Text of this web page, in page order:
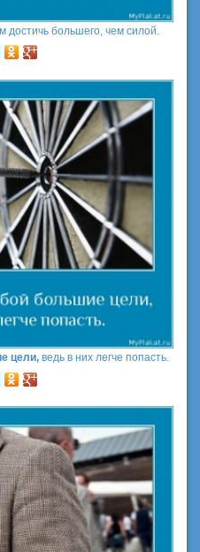
достичь большего, чем силой.
цели, ведь в них легче попасть.